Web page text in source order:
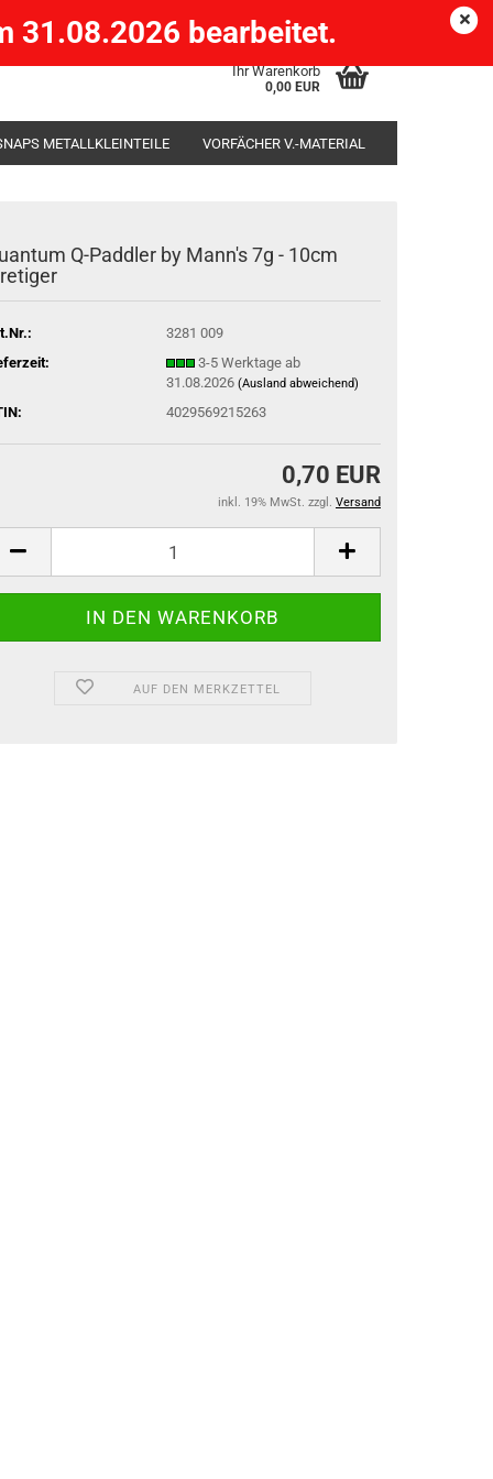
) Kundenlogin
Ihr Warenkorb
0,00 EUR
31.08.2026 bearbeitet.
METALLKLEINTEILE VORFÄCHER V.-MATERIAL
Q-Paddler by Mann's 7g - 10cm
3281 009
3-5 Werktage ab
31.08.2026 (Ausland abweichend)
4029569215263
0,70 EUR
inkl. 19% MwSt. zzgl. Versand
AUF DEN MERKZETTEL